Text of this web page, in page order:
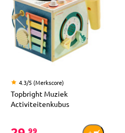
4.3/5 (Merkscore)
Topbright Muziek
Activiteitenkubus
99